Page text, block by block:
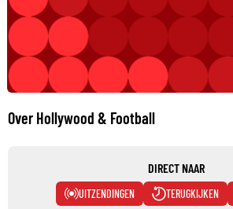
Over Hollywood & Football
DIRECT NAAR
UITZENDINGEN TERUGKIJKEN